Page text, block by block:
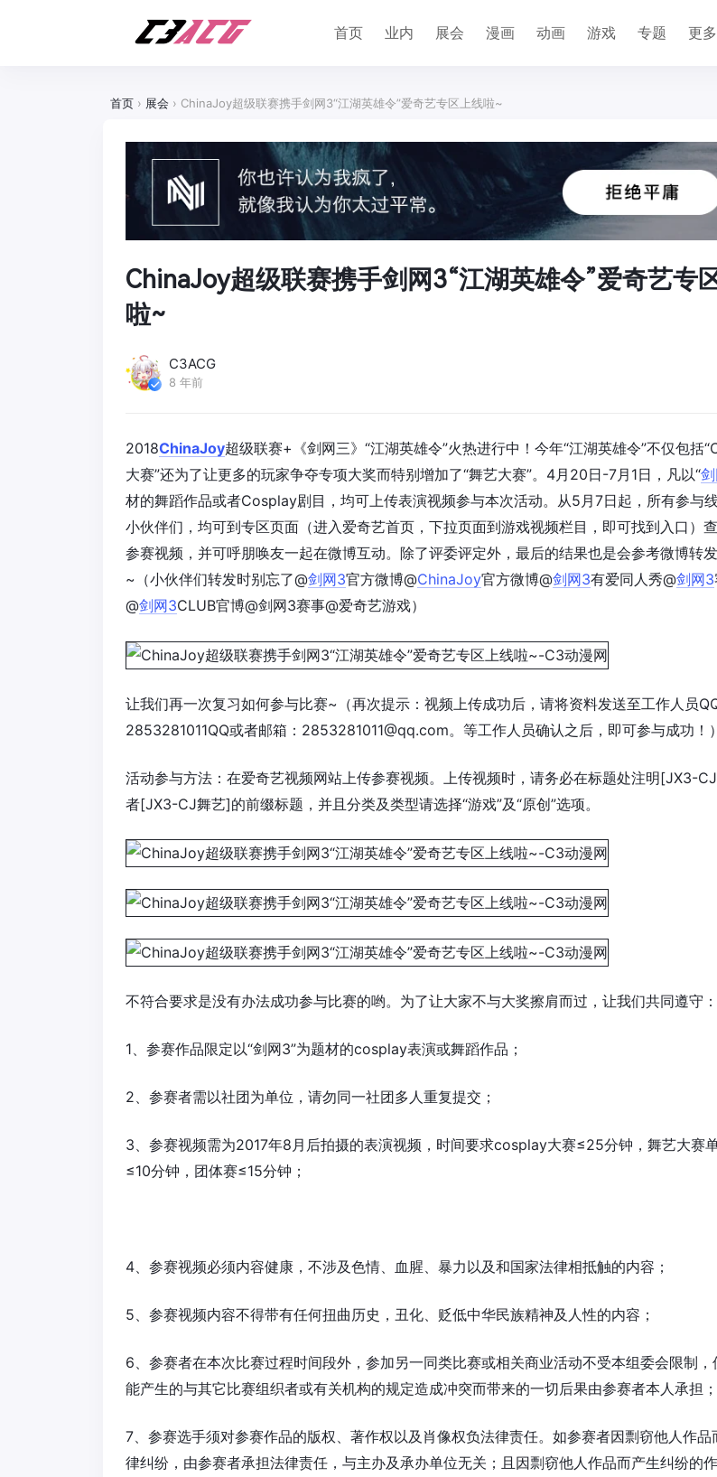
首页 业内 展会 漫画 动画 游戏 专题 更多
首页 › 展会 › ChinaJoy超级联赛携手剑网3“江湖英雄令”爱奇艺专区上线啦~
ChinaJoy超级联赛携手剑网3“江湖英雄令”爱奇艺专
啦~
C3ACG
8 年前
2018ChinaJoy超级联赛+《剑网三》“江湖英雄令”火热进行中！今年“江湖英雄令”不仅包括
大赛”还为了让更多的玩家争夺专项大奖而特别增加了“舞艺大赛”。4月20日-7月1日，凡以“
材的舞蹈作品或者Cosplay剧目，均可上传表演视频参与本次活动。从5月7日起，所有参与
小伙伴们，均可到专区页面（进入爱奇艺首页，下拉页面到游戏视频栏目，即可找到入口）
参赛视频，并可呼朋唤友一起在微博互动。除了评委评定外，最后的结果也是会参考微博转
~（小伙伴们转发时别忘了@剑网3官方微博@ChinaJoy官方微博@剑网3有爱同人秀@剑网3
@剑网3CLUB官博@剑网3赛事@爱奇艺游戏）
让我们再一次复习如何参与比赛~（再次提示：视频上传成功后，请将资料发送至工作人员
2853281011QQ或者邮箱：2853281011@qq.com。等工作人员确认之后，即可参与成功！）
活动参与方法：在爱奇艺视频网站上传参赛视频。上传视频时，请务必在标题处注明[JX3-
者[JX3-CJ舞艺]的前缀标题，并且分类及类型请选择“游戏”及“原创”选项。
不符合要求是没有办法成功参与比赛的哟。为了让大家不与大奖擦肩而过，让我们共同遵守：
1、参赛作品限定以“剑网3”为题材的cosplay表演或舞蹈作品；
2、参赛者需以社团为单位，请勿同一社团多人重复提交；
3、参赛视频需为2017年8月后拍摄的表演视频，时间要求cosplay大赛≤25分钟，舞艺大赛
≤10分钟，团体赛≤15分钟；
4、参赛视频必须内容健康，不涉及色情、血腥、暴力以及和国家法律相抵触的内容；
5、参赛视频内容不得带有任何扭曲历史，丑化、贬低中华民族精神及人性的内容；
6、参赛者在本次比赛过程时间段外，参加另一同类比赛或相关商业活动不受本组委会限制，
能产生的与其它比赛组织者或有关机构的规定造成冲突而带来的一切后果由参赛者本人承担；
7、参赛选手须对参赛作品的版权、著作权以及肖像权负法律责任。如参赛者因剽窃他人作品
律纠纷，由参赛者承担法律责任，与主办及承办单位无关；且因剽窃他人作品而产生纠纷的